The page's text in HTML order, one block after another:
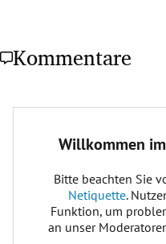
Kommentare